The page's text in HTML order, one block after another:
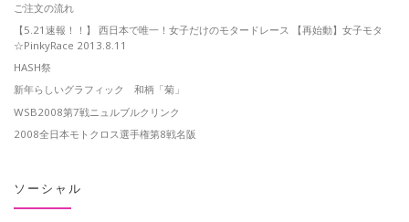
ご注文の流れ
【5.21速報！！】 西日本で唯一！女子だけのモタードレース 【再始動】女子モタ
☆PinkyRace 2013.8.11
HASH祭
新年らしいグラフィック 和柄「菊」
WSB2008第7戦ニュルブルクリンク
2008全日本モトクロス選手権第8戦名阪
ソーシャル